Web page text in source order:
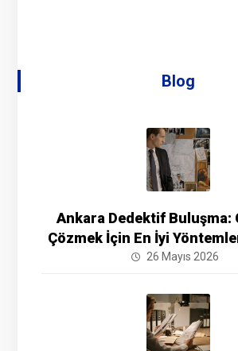
Blog
Ankara Dedektif Buluşma:
Çözmek İçin En İyi
26 Mayıs 2026